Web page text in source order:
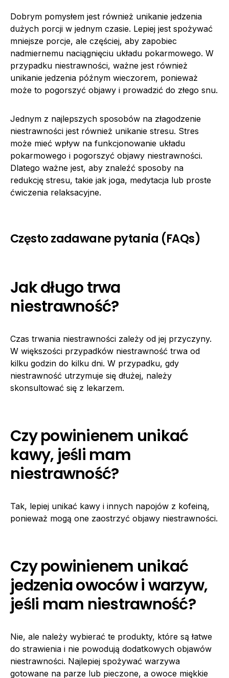
Dobrym pomysłem jest również unikanie jedzenia
dużych porcji w jednym czasie. Lepiej jest spożywać
mniejsze porcje, ale częściej, aby zapobiec
nadmiernemu naciągnięciu układu pokarmowego. W
przypadku niestrawności, ważne jest również
unikanie jedzenia późnym wieczorem, ponieważ
może to pogorszyć objawy i prowadzić do złego snu.
Jednym z najlepszych sposobów na złagodzenie
niestrawności jest również unikanie stresu. Stres
może mieć wpływ na funkcjonowanie układu
pokarmowego i pogorszyć objawy niestrawności.
Dlatego ważne jest, aby znaleźć sposoby na
redukcję stresu, takie jak joga, medytacja lub proste
ćwiczenia relaksacyjne.
Często zadawane pytania (FAQs)
Jak długo trwa
niestrawność?
Czas trwania niestrawności zależy od jej przyczyny.
W większości przypadków niestrawność trwa od
kilku godzin do kilku dni. W przypadku, gdy
niestrawność utrzymuje się dłużej, należy
skonsultować się z lekarzem.
Czy powinienem unikać
kawy, jeśli mam
niestrawność?
Tak, lepiej unikać kawy i innych napojów z kofeiną,
ponieważ mogą one zaostrzyć objawy niestrawności.
Czy powinienem unikać
jedzenia owoców i warzyw,
jeśli mam niestrawność?
Nie, ale należy wybierać te produkty, które są łatwe
do strawienia i nie powodują dodatkowych objawów
niestrawności. Najlepiej spożywać warzywa
gotowane na parze lub pieczone, a owoce miękkie